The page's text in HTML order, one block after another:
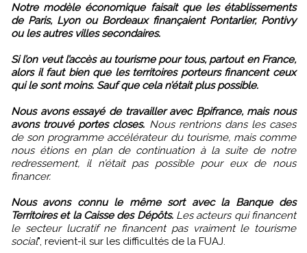
Notre modèle économique faisait que les établissements
de Paris, Lyon ou Bordeaux finançaient Pontarlier, Pontivy
ou les autres villes secondaires.
Si l’on veut l’accès au tourisme pour tous, partout en France,
alors il faut bien que les territoires porteurs financent ceux
qui le sont moins. Sauf que cela n’était plus possible.
Nous avons essayé de travailler avec Bpifrance, mais nous
avons trouvé portes closes. Nous rentrions dans les cases
de son programme accélérateur du tourisme, mais comme
nous étions en plan de continuation à la suite de notre
redressement, il n’était pas possible pour eux de nous
financer.
Nous avons connu le même sort avec la Banque des
Territoires et la Caisse des Dépôts.Les acteurs qui financent
le secteur lucratif ne financent pas vraiment le tourisme
social", revient-il sur les difficultés de la FUAJ.